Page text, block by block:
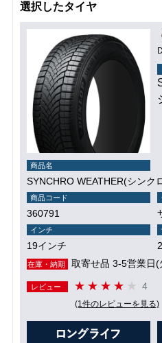
選択したタイヤ
商品名
SYNCHRO WEATHER(シンク
商品コード
360791
インチ
19インチ
在庫・納期 取寄せ品 3-5営業日(
レビュー 4
(1件のレビューを見る)